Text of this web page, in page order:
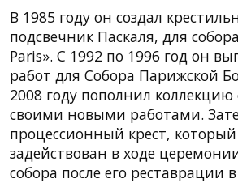
В 1985 году он создал
подсвечник Паскаля, для
Paris». С 1992 по 1996 год он
работ для Собора Парижской
2008 году пополнил
своими новыми работами.
процессионный крест,
задействован в ходе
собора после его реставрации